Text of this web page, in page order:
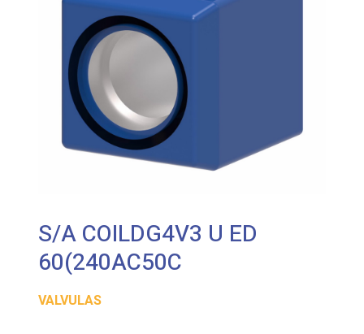
S/A COILDG4V3 U ED
60(240AC50C
VALVULAS